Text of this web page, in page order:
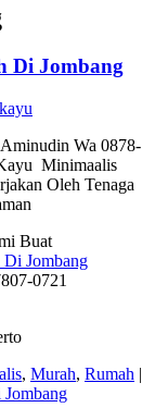
Di Jombang
Wa 0878-
Minimaalis
Oleh Tenaga
Buat
0721
, Murah, Rumah |